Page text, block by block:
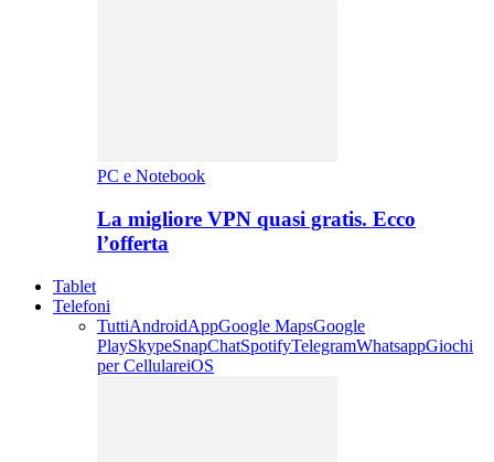
PC e Notebook
La migliore VPN quasi gratis. Ecco
l’offerta
Tablet
Telefoni
TuttiAndroidAppGoogle MapsGoogle
PlaySkypeSnapChatSpotifyTelegramWhatsappGiochi
per CellulareiOS